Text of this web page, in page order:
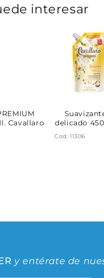
interesar
Cavallaro
delicado
Cod: 11306
y entérate de